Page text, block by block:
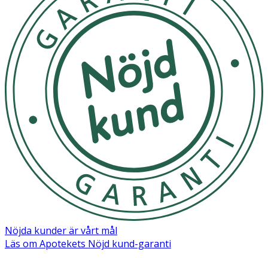
effektivitet. Används av barn under uppsikt av vuxen.
Kontrollera alltid hållbarhet före användning.
Förvaras torrt och rent i originalförpackning.
OK för gravida och ammande:
Ja
Nöjda kunder är vårt mål
Läs om Apotekets Nöjd kund-garanti